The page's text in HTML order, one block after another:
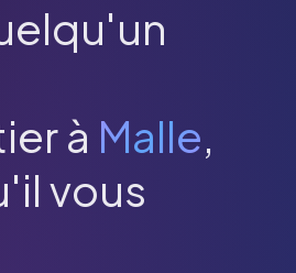
à Malle,
vous